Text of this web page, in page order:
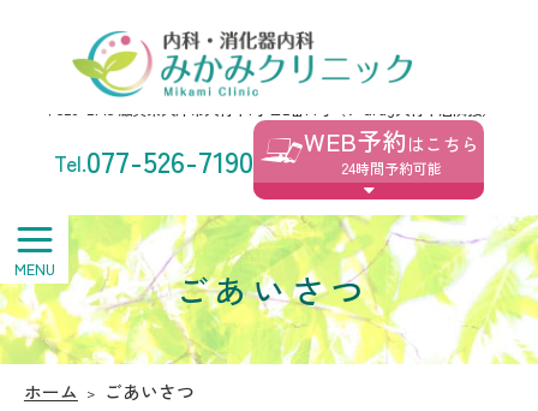
みかみクリニック
〒520-2145 滋賀県大津市大将軍1丁目2番14号（V･drug大将軍店隣接）
077-526-7190 WEB予約はこちら
24時間予約可能
ホーム ごあいさつ
ごあいさつ